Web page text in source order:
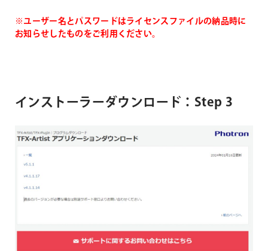
※ユーザー名とパスワードはライセンスファイルの納品時に
お知らせしたものをご利用ください。
インストーラーダウンロード：Step 3